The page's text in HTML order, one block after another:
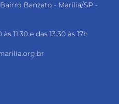
Bairro Banzato - Marília/SP -
11:30 e das 13:30 às 17h